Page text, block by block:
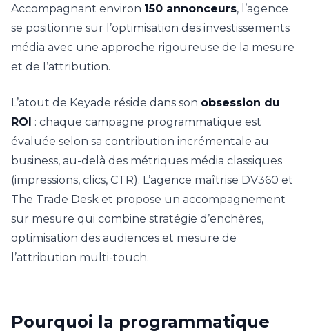
Accompagnant environ 150 annonceurs, l’agence
se positionne sur l’optimisation des investissements
média avec une approche rigoureuse de la mesure
et de l’attribution.
L’atout de Keyade réside dans son obsession du
ROI : chaque campagne programmatique est
évaluée selon sa contribution incrémentale au
business, au-delà des métriques média classiques
(impressions, clics, CTR). L’agence maîtrise DV360 et
The Trade Desk et propose un accompagnement
sur mesure qui combine stratégie d’enchères,
optimisation des audiences et mesure de
l’attribution multi-touch.
Pourquoi la programmatique